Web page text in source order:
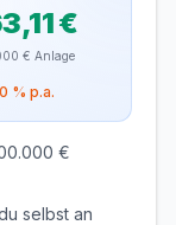
€
€ Anlage
% p.a.
€
selbst an